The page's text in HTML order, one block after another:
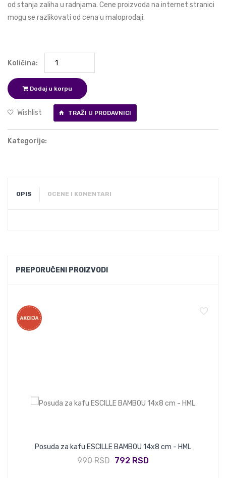
od stanja zaliha u radnjama. Cene proizvoda na internet stranici
mogu se razlikovati od cena u maloprodaji.
Količina:
Dodaj u korpu
Wishlist TRAŽI U PRODAVNICI
Kategorije:
OPIS OCENE I KOMENTARI
PREPORUČENI PROIZVODI
Posuda za kafu ESCILLE BAMBOU 14x8 cm - HML
990 RSD 792 RSD